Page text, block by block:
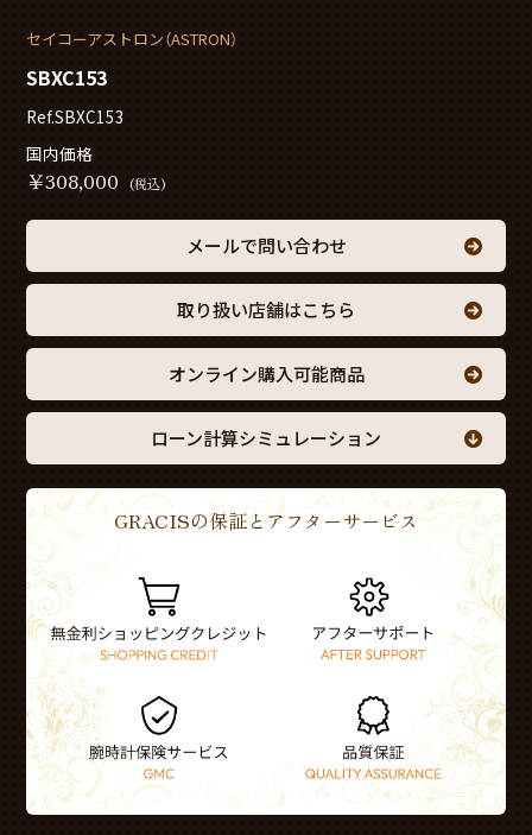
セイコーアストロン（ASTRON）
SBXC153
Ref.SBXC153
国内価格
￥308,000 (税込)
メールで問い合わせ
取り扱い店舗はこちら
オンライン購入可能商品
ローン計算シミュレーション
GRACISの保証とアフターサービス